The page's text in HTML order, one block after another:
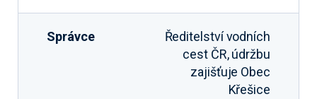
Správce
Ředitelství vodních
cest ČR, údržbu
zajišťuje Obec
Křešice